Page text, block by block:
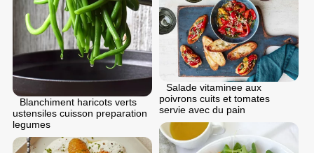
Blanchiment haricots verts
ustensiles cuisson preparation
legumes
Salade vitaminee aux
poivrons cuits et tomates
servie avec du pain